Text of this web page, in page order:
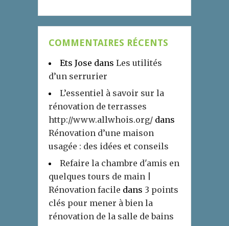
COMMENTAIRES RÉCENTS
Ets Jose dans Les utilités
d’un serrurier
L’essentiel à savoir sur la
rénovation de terrasses
http://www.allwhois.org/ dans
Rénovation d’une maison
usagée : des idées et conseils
Refaire la chambre d'amis en
quelques tours de main |
Rénovation facile dans 3 points
clés pour mener à bien la
rénovation de la salle de bains